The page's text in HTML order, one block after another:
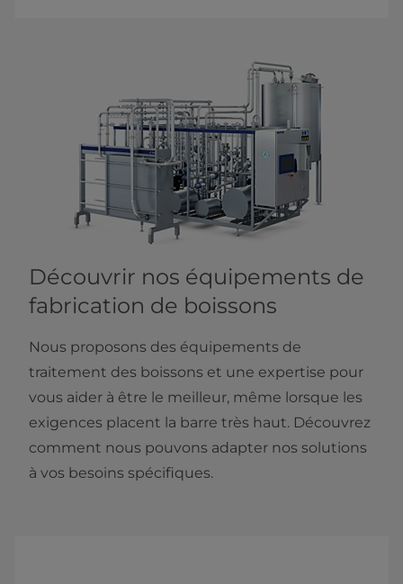
Découvrir nos équipements de
fabrication de boissons
Nous proposons des équipements de
traitement des boissons et une expertise pour
vous aider à être le meilleur, même lorsque les
exigences placent la barre très haut. Découvrez
comment nous pouvons adapter nos solutions
à vos besoins spécifiques.